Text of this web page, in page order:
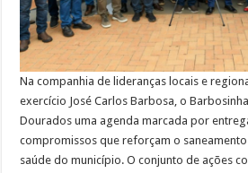
Na companhia de lideranças locais e
exercício José Carlos Barbosa, o
Dourados uma agenda marcada por
compromissos que reforçam o
saúde do município. O conjunto de ações